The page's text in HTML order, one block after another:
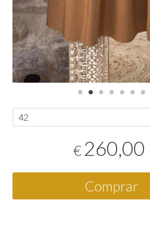
42
€ 260,00
Comprar